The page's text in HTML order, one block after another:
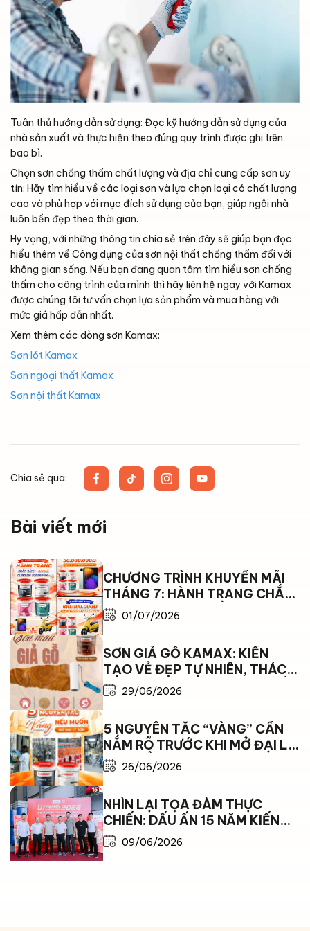
Tuân thủ hướng dẫn sử dụng: Đọc kỹ hướng dẫn sử dụng của
nhà sản xuất và thực hiện theo đúng quy trình được ghi trên
bao bì.
Chọn sơn chống thấm chất lượng và địa chỉ cung cấp sơn uy
tín: Hãy tìm hiểu về các loại sơn và lựa chọn loại có chất lượng
cao và phù hợp với mục đích sử dụng của bạn, giúp ngôi nhà
luôn bền đẹp theo thời gian.
Hy vọng, với những thông tin chia sẻ trên đây sẽ giúp bạn đọc
hiểu thêm về Công dụng của sơn nội thất chống thấm đối với
không gian sống. Nếu bạn đang quan tâm tìm hiểu sơn chống
thấm cho công trình của mình thì hãy liên hệ ngay với Kamax
được chúng tôi tư vấn chọn lựa sản phẩm và mua hàng với
mức giá hấp dẫn nhất.
Xem thêm các dòng sơn Kamax:
Sơn lót Kamax
Sơn ngoại thất Kamax
Sơn nội thất Kamax
Chia sẻ qua:
Bài viết mới
CHƯƠNG TRÌNH KHUYẾN MÃI
THÁNG 7: HÀNH TRANG CHẮP
CÁNH – KAMAX ĐỒNG HÀNH
CÙNG EM TỚI TRƯỜNG
01/07/2026
SƠN GIẢ GỖ KAMAX: KIẾN
TẠO VẺ ĐẸP TỰ NHIÊN, THÁCH
THỨC MỌI GIỚI HẠN THỜI TIẾT
29/06/2026
5 NGUYÊN TẮC “VÀNG” CẦN
NẮM RÕ TRƯỚC KHI MỞ ĐẠI LÝ
SƠN ĐỂ BỨT PHÁ DOANH THU
26/06/2026
NHÌN LẠI TỌA ĐÀM THỰC
CHIẾN: DẤU ẤN 15 NĂM KIẾN
TẠO VÀ BỨT PHÁ CÙNG SƠN
KAMAX
09/06/2026